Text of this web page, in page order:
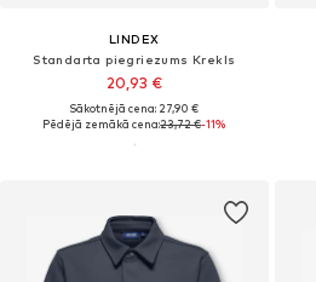
LINDEX
Standarta piegriezums Krekls
20,93 €
Sākotnējā cena: 27,90 €
Pēdējā zemākā cena:23,72 €-11%